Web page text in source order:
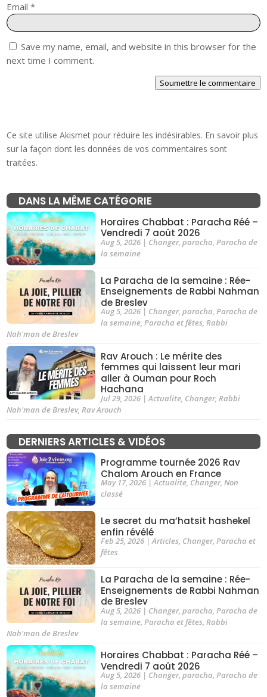
Email*
Save my name, email, and website in this browser for the
next time I comment.
Soumettre le commentaire
Ce site utilise Akismet pour réduire les indésirables. En savoir plus
sur la façon dont les données de vos commentaires sont
traitées.
DANS LA MÊME CATÉGORIE
Horaires Chabbat : Paracha Réé –
Vendredi 7 août 2026
Aug 5, 2026| Changer, paracha Paracha de
la semaine
La Paracha de la semaine : Rée-
Enseignements de Rabbi Nahman
de Breslev
Aug 5, 2026| Changer, paracha, Paracha de
la semaine, Paracha et fêtes, Rabbi
Nah'man de Breslev
Rav Arouch : Le mérite des
femmes qui laissent leur mari
aller à Ouman pour Roch
Hachana
Jul 29, 2026| Actualite, Changer, Rabbi
Nah'man de Breslev, Rav Arouch
DERNIERS ARTICLES & VIDÉOS
Programme tournée 2026 Rav
Chalom Arouch en France
May 17, 2026|Actualite, Changer, Non
classé
Le secret du ma’hatsit hashekel
enfin révélé
Feb 25, 2026|Articles, Changer, Paracha et
fêtes
La Paracha de la semaine : Rée-
Enseignements de Rabbi Nahman
de Breslev
Aug 5, 2026| Changer, paracha, Paracha de
la semaine, Paracha et fêtes, Rabbi
Nah'man de Breslev
Horaires Chabbat : Paracha Réé –
Vendredi 7 août 2026
Aug 5, 2026| Changer, paracha, Paracha de
la semaine